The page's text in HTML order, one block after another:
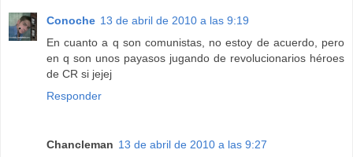
Conoche 13 de abril de 2010 a las 9:19
En cuanto a q son comunistas, no estoy de acuerdo, pero
en q son unos payasos jugando de revolucionarios héroes
de CR si jejej
Responder
Chancleman 13 de abril de 2010 a las 9:27